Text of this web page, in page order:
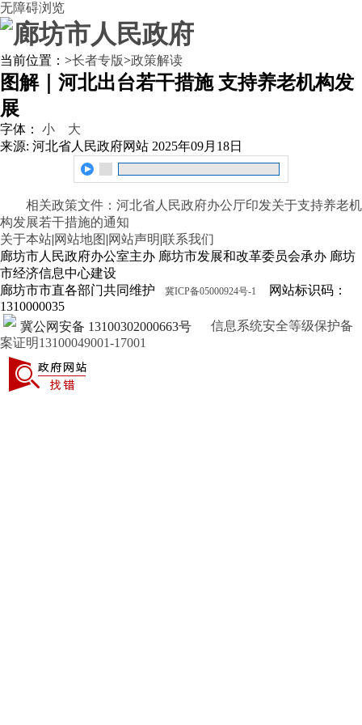
无障碍浏览
当前位置： >长者专版>政策解读
图解｜河北出台若干措施 支持养老机构发
展
字体： 小
大
来源: 河北省人民政府网站 2025年09月18日
相关政策文件： 河北省人民政府办公厅印发关于支持养老机
构发展若干措施的通知
关于本站|网站地图 |网站声明|联系我们
廊坊市人民政府办公室主办 廊坊市发展和改革委员会承办 廊坊
市经济信息中心建设
廊坊市市直各部门共同维护
冀ICP备05000924号-1
网站标识码：
1310000035
冀公网安备 13100302000663号
信息系统安全等级保护备
案证明13100049001-17001